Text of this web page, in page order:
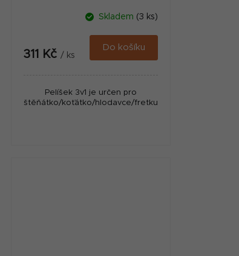
Skladem (3 ks)
311 Kč / ks
Do košíku
Pelíšek 3v1 je určen pro
štěňátko/koťátko/hlodavce/fretku.